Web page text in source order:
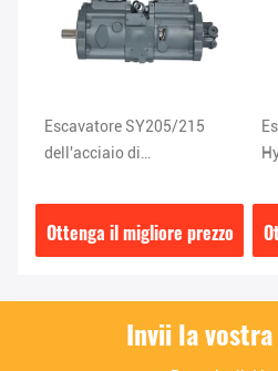
Escavatore SY205/215
dell'acciaio di
Hydraulic Pump ISO9001
Ottenga il migliore prezzo
Invii la